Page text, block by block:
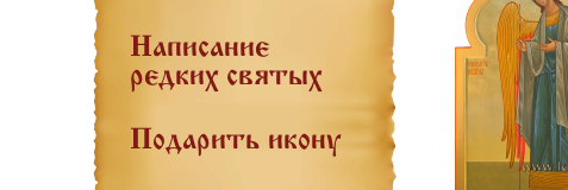
Написание
редких святых
Подарить икону